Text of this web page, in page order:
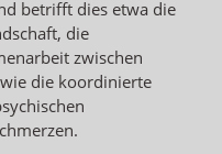
betrifft dies etwa die
die
zwischen
die koordinierte